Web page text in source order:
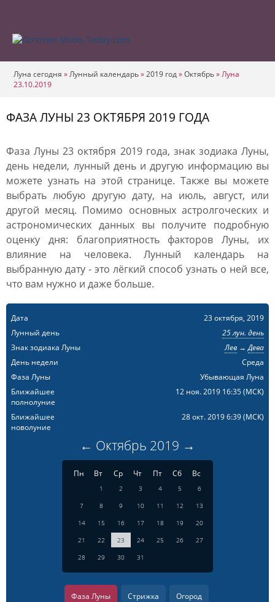
Луна сегодня »Лунный календарь»2019 год»Октябрь»Луна
23.10.2019
ФАЗА ЛУНЫ 23 ОКТЯБРЯ 2019 ГОДА
Фаза Луны 23 октября 2019 года, знак зодиака Луны,
день недели, лунный день и другую информацию вы
можете узнать на этой странице. Также вы можете
выбрать любую другую дату, на июль, август, или
другой месяц. Помимо основных астролгоческих и
астрономических данных вы получите подробную
оценку дня: благоприятность факторов Луны, их
влияние на человека. Лунный календарь на
выбранную дату - это лёгкий способ узнать о ней все,
что вам нужно и даже больше.
Дата
23 октября, 2019
Лунный день
25 лун. день
Знак зодиака Луны
Лев→Дева
День недели
Среда
Фаза Луны
Убывающая Луна
Ближайшее
полнолуние
12 ноя. 2019 16:35(МСК)
Ближайшее
новолуние
28 окт. 2019 6:39(МСК)
← Октябрь 2019 →
Пн Вт Ср Чт Пт Сб Вс
1 2 3 4 5
6
7
8 9 10 11 12
13
14
15 16 17 18 19
20
21
22 23 24 25 26
27
28
29 30 31
Фаза Луны Стрижка Огород